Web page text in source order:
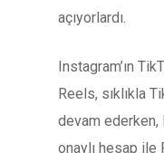
açıyorlardı.
Instagram’ın
Reels, sıklıkla
devam ederken,
onaylı hesap ile